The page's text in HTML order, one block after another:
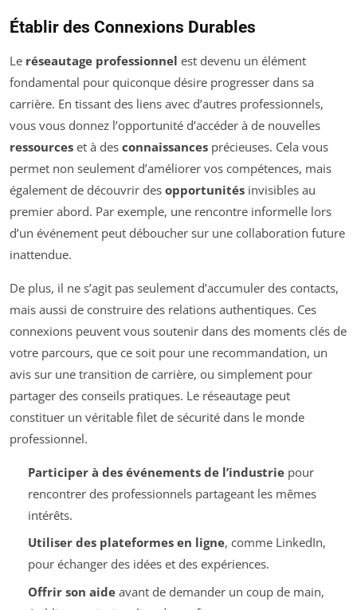
Établir des Connexions Durables
Le réseautage professionnel est devenu un élément
fondamental pour quiconque désire progresser dans sa
carrière. En tissant des liens avec d’autres professionnels,
vous vous donnez l’opportunité d’accéder à de nouvelles
ressources et à des connaissances précieuses. Cela vous
permet non seulement d’améliorer vos compétences, mais
également de découvrir des opportunités invisibles au
premier abord. Par exemple, une rencontre informelle lors
d’un événement peut déboucher sur une collaboration future
inattendue.
De plus, il ne s’agit pas seulement d’accumuler des contacts,
mais aussi de construire des relations authentiques. Ces
connexions peuvent vous soutenir dans des moments clés de
votre parcours, que ce soit pour une recommandation, un
avis sur une transition de carrière, ou simplement pour
partager des conseils pratiques. Le réseautage peut
constituer un véritable filet de sécurité dans le monde
professionnel.
Participer à des événements de l’industriepour
rencontrer des professionnels partageant les mêmes
intérêts.
Utiliser des plateformes en ligne, comme LinkedIn,
pour échanger des idées et des expériences.
Offrir son aideavant de demander un coup de main,